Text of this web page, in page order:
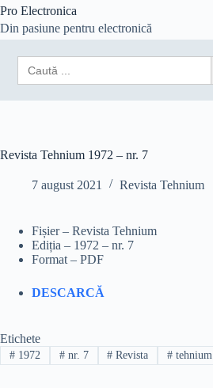
Sari
conținut
Pro Electronica
Din pasiune pentru electronică
Search
for:
Revista Tehnium 1972 – nr. 7
7 august 2021 Revista Tehnium
Fișier – Revista Tehnium
Ediția – 1972 – nr. 7
Format – PDF
DESCARCĂ
Etichete
#1972 #nr. 7 # Revista # tehnium